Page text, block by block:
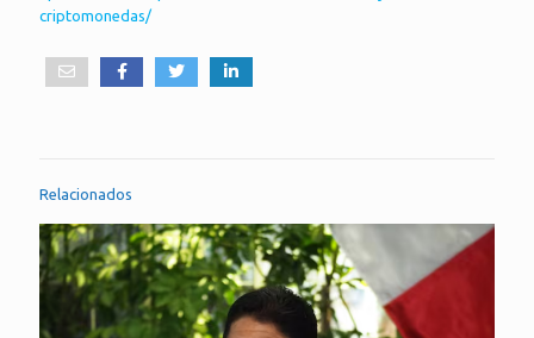
criptomonedas/
Relacionados